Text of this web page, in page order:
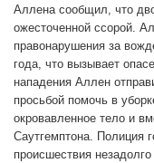
Аллена сообщил, что
ожесточенной ссорой.
правонарушения за
года, что вызывает
нападения Аллен
просьбой помочь в
окровавленное тело и
Саутгемптона. Полиция
происшествия